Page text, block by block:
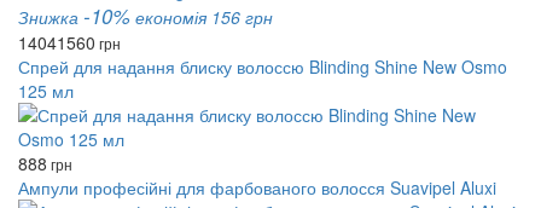
Знижка -10% економія 156 грн
14041560 грн
Спрей для надання блиску волоссю Blinding Shine New Osmo
125 мл
888 грн
Ампули професійні для фарбованого волосся Suavipel Aluxi